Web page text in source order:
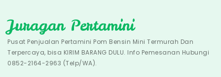
to
content
Juragan Pertamini
Pusat Penjualan Pertamini Pom Bensin Mini Termurah Dan
Terpercaya, bisa KIRIM BARANG DULU. Info Pemesanan Hubungi
0852-2164-2963 (Telp/WA).